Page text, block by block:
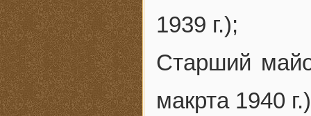
1939 г.);
Старший
макрта 1940